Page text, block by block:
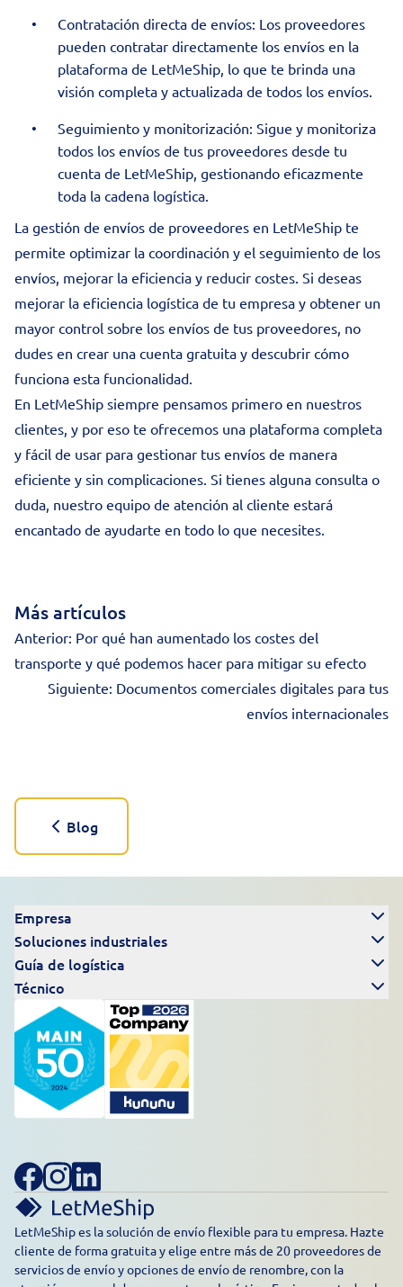
Contratación directa de envíos: Los proveedores
pueden contratar directamente los envíos en la
plataforma de LetMeShip, lo que te brinda una
visión completa y actualizada de todos los envíos.
Seguimiento y monitorización: Sigue y monitoriza
todos los envíos de tus proveedores desde tu
cuenta de LetMeShip, gestionando eficazmente
toda la cadena logística.
La gestión de envíos de proveedores en LetMeShip te
permite optimizar la coordinación y el seguimiento de los
envíos, mejorar la eficiencia y reducir costes. Si deseas
mejorar la eficiencia logística de tu empresa y obtener un
mayor control sobre los envíos de tus proveedores, no
dudes en crear una cuenta gratuita y descubrir cómo
funciona esta funcionalidad.
En LetMeShip siempre pensamos primero en nuestros
clientes, y por eso te ofrecemos una plataforma completa
y fácil de usar para gestionar tus envíos de manera
eficiente y sin complicaciones. Si tienes alguna consulta o
duda, nuestro equipo de atención al cliente estará
encantado de ayudarte en todo lo que necesites.
Más artículos
Anterior: Por qué han aumentado los costes del
transporte y qué podemos hacer para mitigar su efecto
Siguiente: Documentos comerciales digitales para tus
envíos internacionales
Blog
Empresa
Soluciones industriales
Guía de logística
Técnico
LetMeShip es la solución de envío flexible para tu empresa. Hazte
cliente de forma gratuita y elige entre más de 20 proveedores de
servicios de envío y opciones de envío de renombre, con la